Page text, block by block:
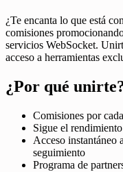
¿Te encanta lo que está
comisiones
servicios WebSocket.
acceso a herramientas
¿Por qué
Comisiones por
Sigue el
Acceso instantáneo
seguimiento
Programa de